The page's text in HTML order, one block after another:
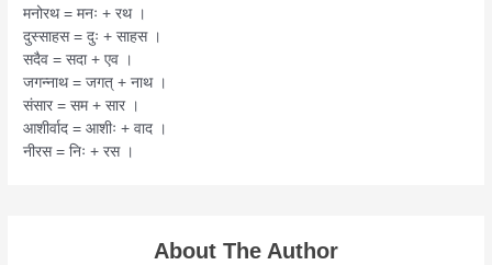
मनोरथ = मनः + रथ ।
दुस्साहस = दुः + साहस ।
सदैव = सदा + एव ।
जगन्नाथ = जगत् + नाथ ।
संसार = सम + सार ।
आशीर्वाद = आशीः + वाद ।
नीरस = निः + रस ।
About The Author